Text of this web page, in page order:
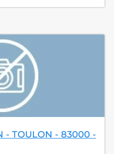
- TOULON - 83000 -